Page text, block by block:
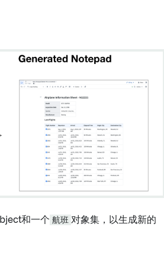
和一个 航班 对象集，以生成新的